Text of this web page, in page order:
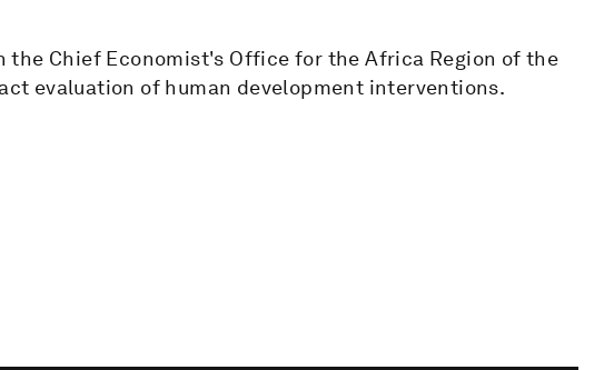
the Chief Economist's Office for the Africa Region of the
evaluation of human development interventions.